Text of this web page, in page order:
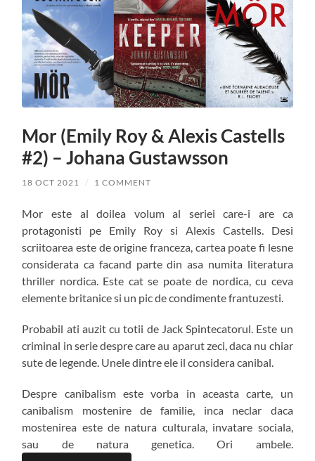
Mor (Emily Roy & Alexis Castells
#2) – Johana Gustawsson
18 OCT 2021 / 1 COMMENT
Mor este al doilea volum al seriei care-i are ca
protagonisti pe Emily Roy si Alexis Castells. Desi
scriitoarea este de origine franceza, cartea poate fi lesne
considerata ca facand parte din asa numita literatura
thriller nordica. Este cat se poate de nordica, cu ceva
elemente britanice si un pic de condimente frantuzesti.
Probabil ati auzit cu totii de Jack Spintecatorul. Este un
criminal in serie despre care au aparut zeci, daca nu chiar
sute de legende. Unele dintre ele il considera canibal.
Despre canibalism este vorba in aceasta carte, un
canibalism mostenire de familie, inca neclar daca
mostenirea este de natura culturala, invatare sociala,
sau de natura genetica. Ori ambele.